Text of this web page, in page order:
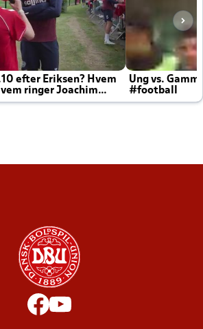
efter Eriksen? Hvem
ringer Joachim
Ung vs.
#football